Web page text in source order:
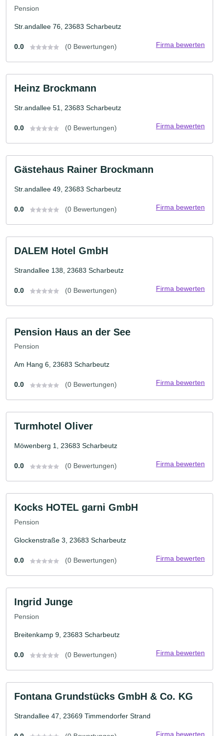
Pension
Str.andallee 76, 23683 Scharbeutz
0.0 (0 Bewertungen) Firma bewerten
Heinz Brockmann
Str.andallee 51, 23683 Scharbeutz
0.0 (0 Bewertungen) Firma bewerten
Gästehaus Rainer Brockmann
Str.andallee 49, 23683 Scharbeutz
0.0 (0 Bewertungen) Firma bewerten
DALEM Hotel GmbH
Strandallee 138, 23683 Scharbeutz
0.0 (0 Bewertungen) Firma bewerten
Pension Haus an der See
Pension
Am Hang 6, 23683 Scharbeutz
0.0 (0 Bewertungen) Firma bewerten
Turmhotel Oliver
Möwenberg 1, 23683 Scharbeutz
0.0 (0 Bewertungen) Firma bewerten
Kocks HOTEL garni GmbH
Pension
Glockenstraße 3, 23683 Scharbeutz
0.0 (0 Bewertungen) Firma bewerten
Ingrid Junge
Pension
Breitenkamp 9, 23683 Scharbeutz
0.0 (0 Bewertungen) Firma bewerten
Fontana Grundstücks GmbH & Co. KG
Strandallee 47, 23669 Timmendorfer Strand
Firma bewerten